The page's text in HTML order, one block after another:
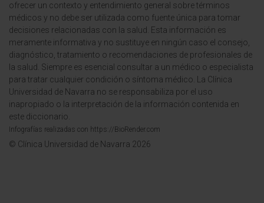
ofrecer un contexto y entendimiento general sobre términos
médicos y no debe ser utilizada como fuente única para tomar
decisiones relacionadas con la salud. Esta información es
meramente informativa y no sustituye en ningún caso el consejo,
diagnóstico, tratamiento o recomendaciones de profesionales de
la salud. Siempre es esencial consultar a un médico o especialista
para tratar cualquier condición o síntoma médico. La Clínica
Universidad de Navarra no se responsabiliza por el uso
inapropiado o la interpretación de la información contenida en
este diccionario.
Infografías realizadas con https://BioRender.com
© Clínica Universidad de Navarra 2026